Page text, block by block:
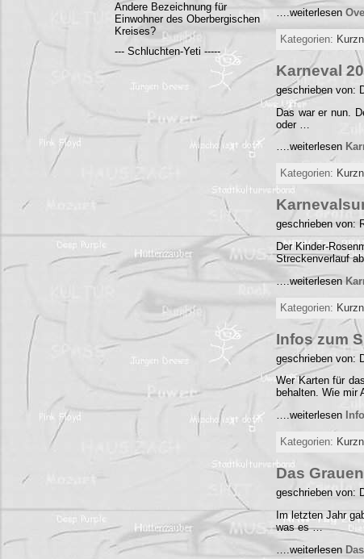
Andere Bezeichnung für
Einwohner des Oberbergischen
Kreises?
--- Schluchten-Yeti -----
….weiterlesen
Kategorien:
Karneval
geschrieben von:
Das war er nun.
oder …
….weiterlesen
Kategorien:
geschrieben von:
Der Kinder-
Streckenverlauf
….weiterlesen
Kategorien:
Infos zum
geschrieben von:
Wer Karten für
behalten. Wie mir
….weiterlesen
Kategorien:
Das
geschrieben von:
Im letzten Jahr
was es …
….weiterlesen